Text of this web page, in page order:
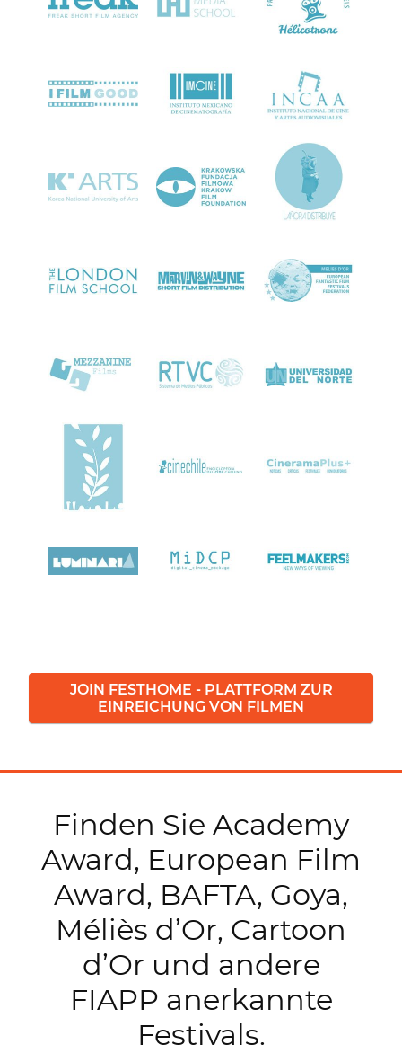
JOIN FESTHOME - PLATTFORM ZUR
EINREICHUNG VON FILMEN
Finden Sie Academy
Award, European Film
Award, BAFTA, Goya,
Méliès d’Or, Cartoon
d’Or und andere
FIAPP anerkannte
Festivals.